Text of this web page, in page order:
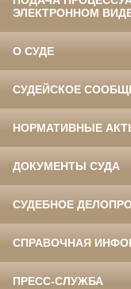
ЭЛЕКТРОННОМ
О СУДЕ
СУДЕЙСКОЕ
НОРМАТИВНЫЕ
ДОКУМЕНТЫ СУДА
СУДЕБНОЕ
СПРАВОЧНАЯ
ПРЕСС-СЛУЖБА